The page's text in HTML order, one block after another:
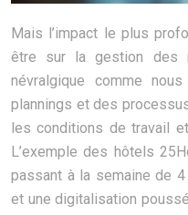
Mais l’impact le plus
être sur la gestion des
névralgique comme
plannings et des
les conditions de travail
L’exemple des hôtels
passant à la semaine de
et une digitalisation